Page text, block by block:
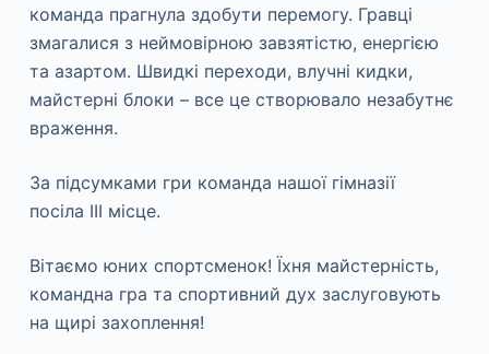
команда прагнула здобути перемогу. Гравці
змагалися з неймовірною завзятістю, енергією
та азартом. Швидкі переходи, влучні кидки,
майстерні блоки – все це створювало незабутнє
враження.
За підсумками гри команда нашої гімназії
посіла ІІІ місце.
Вітаємо юних спортсменок! Їхня майстерність,
командна гра та спортивний дух заслуговують
на щирі захоплення!